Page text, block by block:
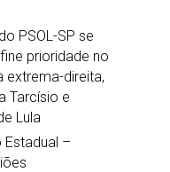
PSOL-SP se
prioridade no
extrema-direita,
Tarcísio e
Lula
Estadual –